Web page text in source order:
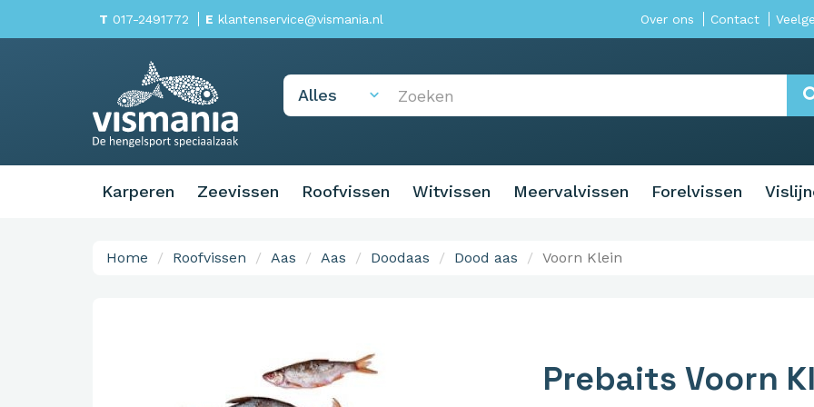
T 017-2491772 E klantenservice@vismania.nl Over ons Contact
Karperen Zeevissen Roofvissen Witvissen Meervalvissen Forelvissen
Home Roofvissen Aas Aas Doodaas Dood aas Voorn Klein
Prebaits Voorn